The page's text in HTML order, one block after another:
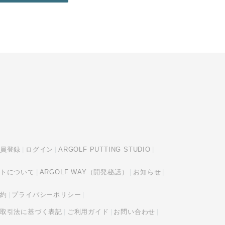
登録 ログイン ARGOLF PUTTING STUDIO
について ARGOLF WAY（開発秘話） お知らせ
プライバシーポリシー
引法に基づく表記 ご利用ガイド お問い合わせ